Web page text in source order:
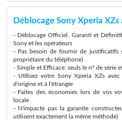
Déblocage Sony Xperia
- Déblocage Officiel, Garanti et
Sony et les opérateurs
- Pas besoin de fournir de justificatifs
propriétaire du téléphone)
- Simple et Efficace: seuls le n° de série
- Utilisez votre Sony Xperia XZs
d'origine et à l'étranger
- Faites des économies lors de vos
locale
- N'impacte pas la garantie
utilisent exactement la même méthode)